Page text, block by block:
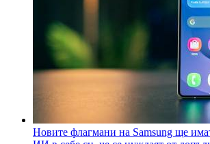
Новите флагмани на Samsung ще